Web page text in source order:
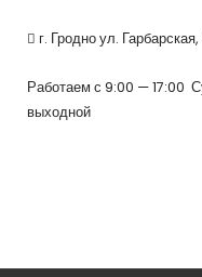
г. Гродно ул.
Работаем с 9:00 — 17:00
выходной